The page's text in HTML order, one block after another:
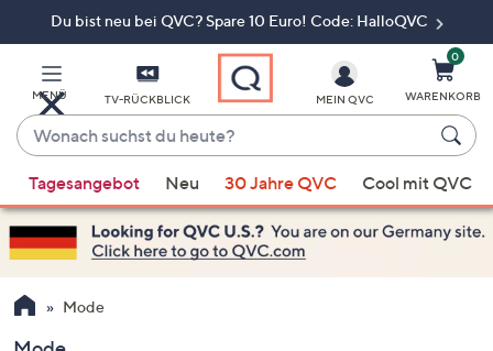
Du bist neu bei QVC? Spare 10 Euro! Code: HalloQVC
MENÜ TV-RÜCKBLICK
Wonach
suchst
du
heute?
Vorschläge
verfügbar
sind,
verwenden
Sie
MEIN QVC
0
WARENKORB
Tagesangebot Neu 30 Jahre QVC Cool mit QVC
Mode